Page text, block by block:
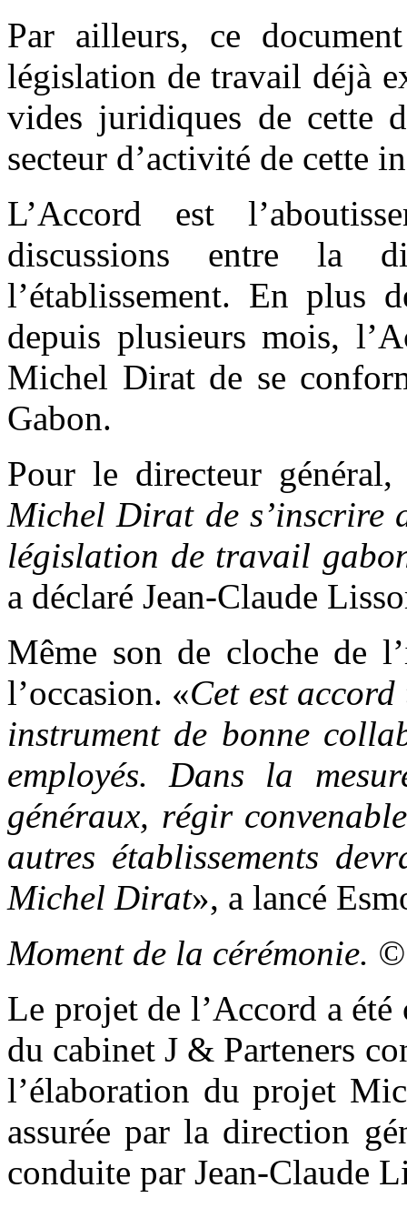
Par ailleurs, ce
législation de travail déjà
vides juridiques de cette
secteur d’activité de cette
L’Accord est
discussions entre la
l’établissement. En plus
depuis plusieurs mois,
Michel Dirat de se
Gabon.
Pour le directeur général,
Michel Dirat de s’inscrire
législation de travail
a déclaré Jean-Claude
Même son de cloche de
l’occasion. «Cet est
instrument de bonne
employés. Dans la
généraux, régir
autres établissements
Michel Dirat», a lancé
Moment de la cérémonie.
Le projet de l’Accord a été
du cabinet J & Parteners
l’élaboration du projet
assurée par la direction
conduite par Jean-Claude